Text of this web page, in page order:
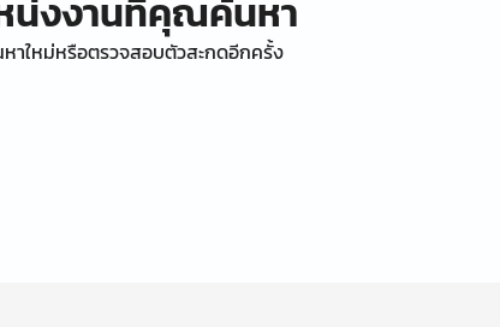
น่งงานที่คุณค้นหา
าใหม่หรือตรวจสอบตัวสะกดอีกครั้ง